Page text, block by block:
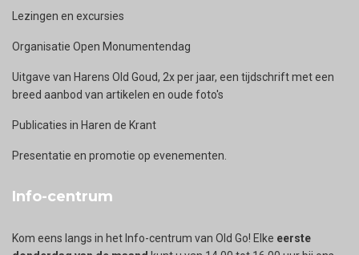
Lezingen en excursies
Organisatie Open Monumentendag
Uitgave van Harens Old Goud, 2x per jaar, een tijdschrift met een
breed aanbod van artikelen en oude foto's
Publicaties in Haren de Krant
Presentatie en promotie op evenementen.
Info-centrum
Kom eens langs in het Info-centrum van Old Go! Elke eerste